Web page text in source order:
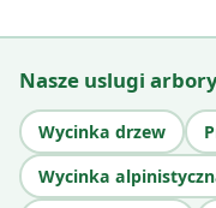
Nasze uslugi
Wycinka drzew
Wycinka